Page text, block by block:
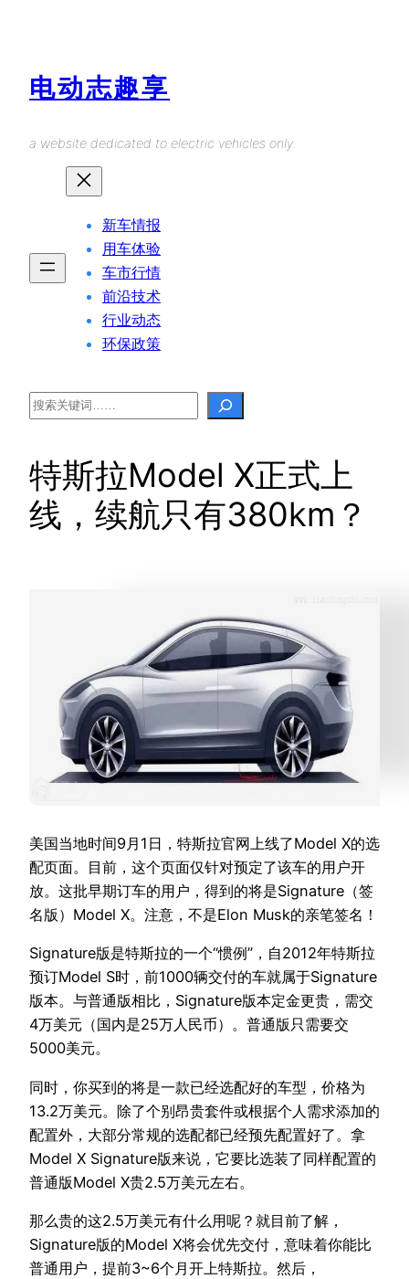
电动志趣享
a website dedicated to electric vehicles only.
新车情报
用车体验
车市行情
前沿技术
行业动态
环保政策
Search
特斯拉Model X正式上
线，续航只有380km？
美国当地时间9月1日，特斯拉官网上线了Model X的选
配页面。目前，这个页面仅针对预定了该车的用户开
放。这批早期订车的用户，得到的将是Signature（签
名版）Model X。注意，不是Elon Musk的亲笔签名！
Signature版是特斯拉的一个“惯例”，自2012年特斯拉
预订Model S时，前1000辆交付的车就属于Signature
版本。与普通版相比，Signature版本定金更贵，需交
4万美元（国内是25万人民币）。普通版只需要交
5000美元。
同时，你买到的将是一款已经选配好的车型，价格为
13.2万美元。除了个别昂贵套件或根据个人需求添加的
配置外，大部分常规的选配都已经预先配置好了。拿
Model X Signature版来说，它要比选装了同样配置的
普通版Model X贵2.5万美元左右。
那么贵的这2.5万美元有什么用呢？就目前了解，
Signature版的Model X将会优先交付，意味着你能比
普通用户，提前3~6个月开上特斯拉。然后，